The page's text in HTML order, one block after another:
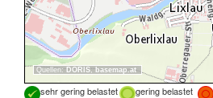
Quellen: DORIS, basemap.at
sehr gering belastet gering belastet